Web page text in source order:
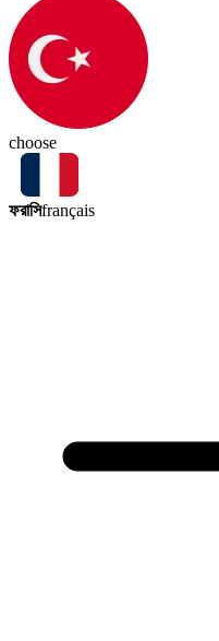
choose
ফরাসিfrançais